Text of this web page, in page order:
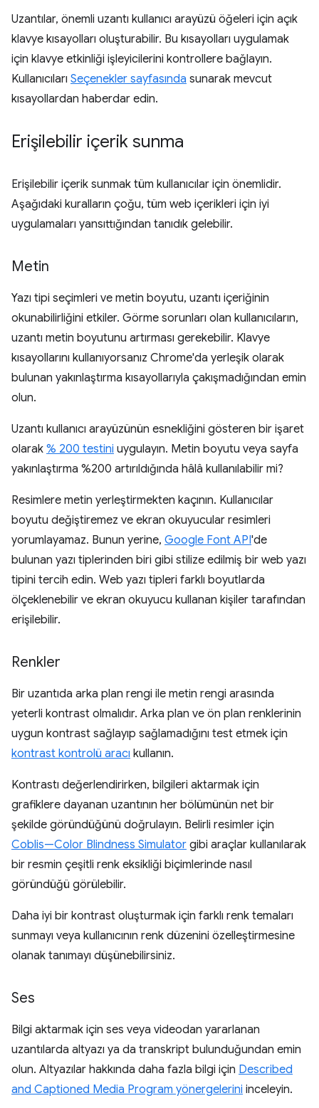
Uzantılar, önemli uzantı kullanıcı arayüzü öğeleri için açık
klavye kısayolları oluşturabilir. Bu kısayolları uygulamak
için klavye etkinliği işleyicilerini kontrollere bağlayın.
Kullanıcıları Seçenekler sayfasında sunarak mevcut
kısayollardan haberdar edin.
Erişilebilir içerik sunma
Erişilebilir içerik sunmak tüm kullanıcılar için önemlidir.
Aşağıdaki kuralların çoğu, tüm web içerikleri için iyi
uygulamaları yansıttığından tanıdık gelebilir.
Metin
Yazı tipi seçimleri ve metin boyutu, uzantı içeriğinin
okunabilirliğini etkiler. Görme sorunları olan kullanıcıların,
uzantı metin boyutunu artırması gerekebilir. Klavye
kısayollarını kullanıyorsanız Chrome'da yerleşik olarak
bulunan yakınlaştırma kısayollarıyla çakışmadığından emin
olun.
Uzantı kullanıcı arayüzünün esnekliğini gösteren bir işaret
olarak % 200 testini uygulayın. Metin boyutu veya sayfa
yakınlaştırma %200 artırıldığında hâlâ kullanılabilir mi?
Resimlere metin yerleştirmekten kaçının. Kullanıcılar
boyutu değiştiremez ve ekran okuyucular resimleri
yorumlayamaz. Bunun yerine, Google Font API'de
bulunan yazı tiplerinden biri gibi stilize edilmiş bir web yazı
tipini tercih edin. Web yazı tipleri farklı boyutlarda
ölçeklenebilir ve ekran okuyucu kullanan kişiler tarafından
erişilebilir.
Renkler
Bir uzantıda arka plan rengi ile metin rengi arasında
yeterli kontrast olmalıdır. Arka plan ve ön plan renklerinin
uygun kontrast sağlayıp sağlamadığını test etmek için
kontrast kontrolü aracı kullanın.
Kontrastı değerlendirirken, bilgileri aktarmak için
grafiklere dayanan uzantının her bölümünün net bir
şekilde göründüğünü doğrulayın. Belirli resimler için
Coblis—Color Blindness Simulator gibi araçlar kullanılarak
bir resmin çeşitli renk eksikliği biçimlerinde nasıl
göründüğü görülebilir.
Daha iyi bir kontrast oluşturmak için farklı renk temaları
sunmayı veya kullanıcının renk düzenini özelleştirmesine
olanak tanımayı düşünebilirsiniz.
Ses
Bilgi aktarmak için ses veya videodan yararlanan
uzantılarda altyazı ya da transkript bulunduğundan emin
olun. Altyazılar hakkında daha fazla bilgi için Described
and Captioned Media Program yönergelerini inceleyin.